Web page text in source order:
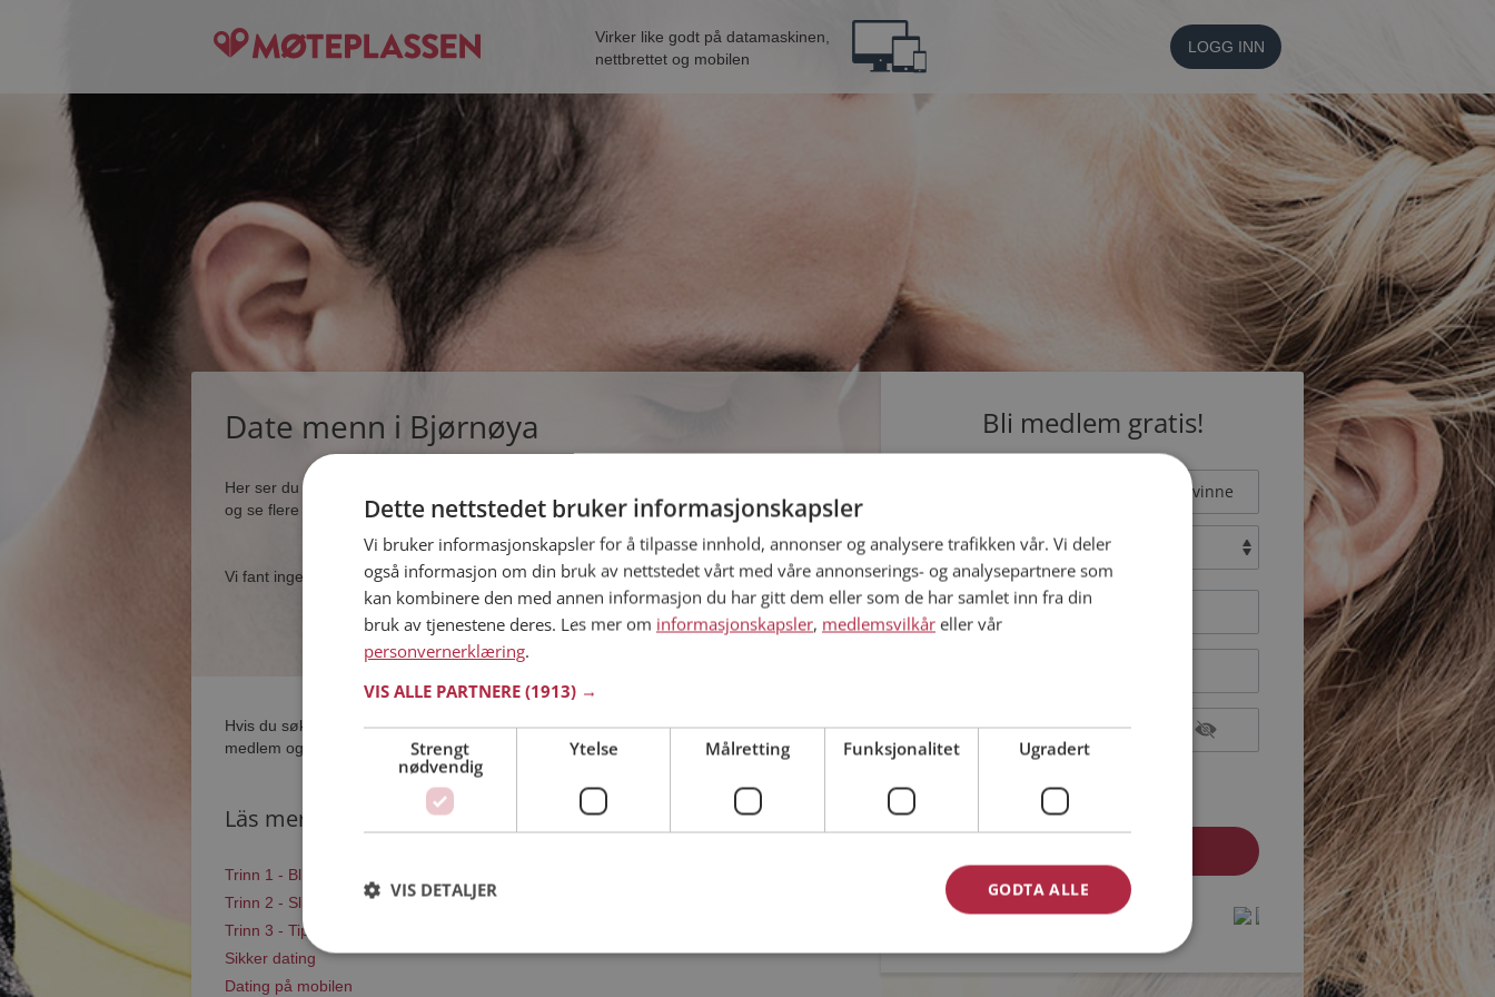
Virker like godt på datamaskinen,
nettbrettet og mobilen
LOGG INN
Date menn i Bjørnøya
Her ser du noen få blant de tusener single som dater på Møteplassen. Bli medlem nå,
og se flere single i nærheten av deg.
Vi fant ingen single som samsvarer med ditt søk.
Hvis du søker dating i Bjørnøya har du kommet til riktig sted. På Møteplassen kan du bli
medlem og søke blant tusenvis av datinginteresserte single i Bjørnøya
Läs mer
Trinn 1 - Bli medlem og lag en presentasjon
Trinn 2 - Slik fungerer våre søkefunksjoner
Trinn 3 - Tips til hvordan du tar kontakt
Sikker dating
Dating på mobilen
Bli medlem gratis!
Kvinne
Min alder:
Allerede medlem? Logg inn her »
protected by reCAPTCHA
Privacy-Terms
protected by reCAPTCHA
Privacy-Terms
Dette nettstedet bruker informasjonskapsler
Vi bruker informasjonskapsler for å tilpasse innhold, annonser og analysere trafikken vår. Vi deler
også informasjon om din bruk av nettstedet vårt med våre annonserings- og analysepartnere som
kan kombinere den med annen informasjon du har gitt dem eller som de har samlet inn fra din
bruk av tjenestene deres. Les mer om informasjonskapsler, medlemsvilkår eller vår
personvernerklæring.
VIS ALLE PARTNERE (1913) →
Strengt
nødvendig
Ytelse Målretting Funksjonalitet Ugradert
GODTA ALLE
VIS DETALJER